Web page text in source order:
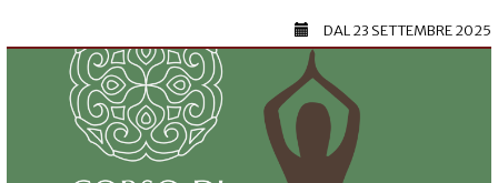
DAL23 SETTEMBRE 2025